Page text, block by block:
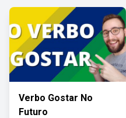
Verbo Gostar No
Futuro